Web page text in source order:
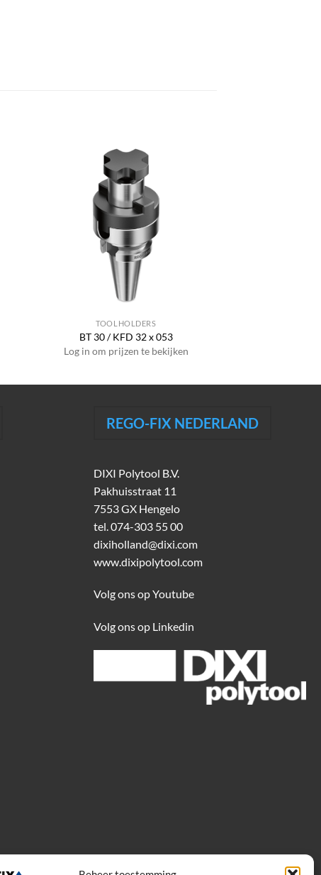
TOOLHOLDERS
BT 30 / KFD 32 x 053
Log in om prijzen te bekijken
REGO-FIX NEDERLAND
DIXI Polytool B.V.
Pakhuisstraat 11
7553 GX Hengelo
tel. 074-303 55 00
dixiholland@dixi.com
www.dixipolytool.com
Volg ons op Youtube
Volg ons op Linkedin